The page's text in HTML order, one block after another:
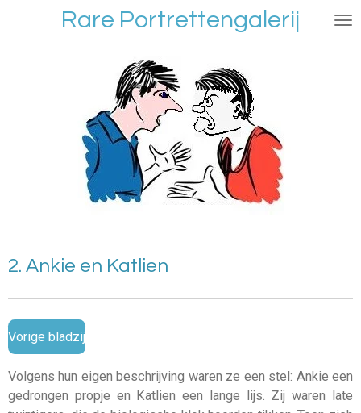
Rare Portrettengalerij
2. Ankie en Katlien
Vorige bladzij
Volgens hun eigen beschrijving waren ze een stel: Ankie een
gedrongen propje en Katlien een lange lijs. Zij waren late